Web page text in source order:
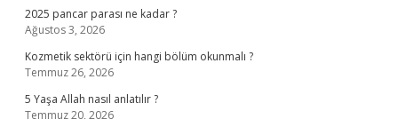
2025 pancar parası ne kadar ?
Ağustos 3, 2026
Kozmetik sektörü için hangi bölüm okunmalı ?
Temmuz 26, 2026
5 Yaşa Allah nasıl anlatılır ?
Temmuz 20, 2026